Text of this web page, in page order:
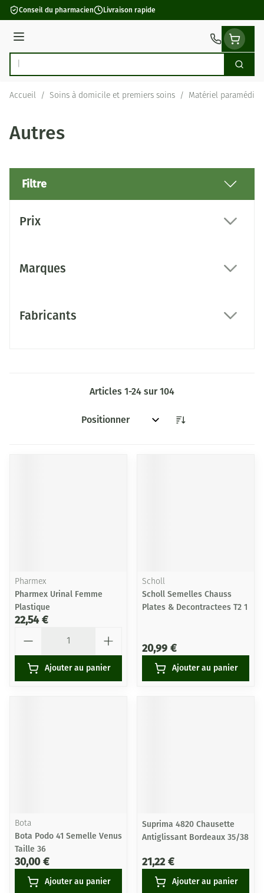
Aller au contenu
Conseil du pharmacien Livraison rapide
Menu
Rechercher
Accueil / Soins à domicile et premiers soins / Matériel
Autres
Filtre
Prix
Marques
Fabricants
Articles 1-24 sur104
Trier par:
Pharmex
Pharmex Urinal Femme
Plastique
22,54 €
Ajouter au panier
Scholl
Scholl Semelles Chauss
Plates & Decontractees T2 1
20,99 €
Ajouter au panier
Bota
Bota Podo 41 Semelle Venus
Taille 36
30,00 €
Ajouter au panier
Suprima 4820 Chausette
Antiglissant Bordeaux 35/38
21,22 €
Ajouter au panier